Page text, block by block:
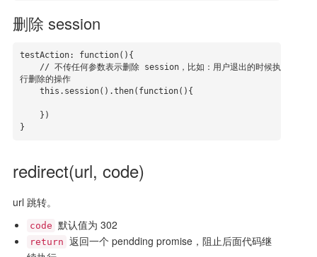
删除 session
testAction: function(){
行删除的操作
}
redirect(url, code)
url 跳转。
code 默认值为 302
return 返回一个 pendding promise，阻止后面代码继